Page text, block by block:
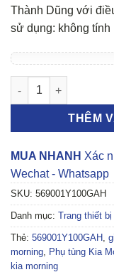
Thành Dũng với
sử dụng: không tính
TÚI KHÍ CHÍNH KIA
THÊM
MUA NHANH Xác
Wechat - Whatsapp
SKU: 569001Y100GAH
Danh mục: Trang thiết
Thẻ: 569001Y100GAH ,
morning, Phụ tùng Kia
kia morning